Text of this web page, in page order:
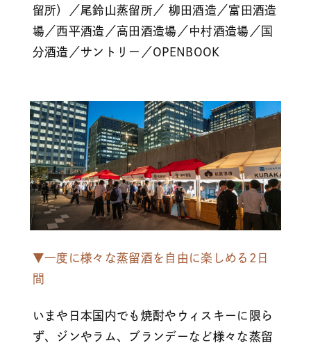
留所）／尾鈴山蒸留所／ 柳田酒造／富田酒造
場／西平酒造／高田酒造場／中村酒造場／国
分酒造／サントリー／OPENBOOK
▼一度に様々な蒸留酒を自由に楽しめる2日
間
いまや日本国内でも焼酎やウィスキーに限ら
ず、ジンやラム、ブランデーなど様々な蒸留